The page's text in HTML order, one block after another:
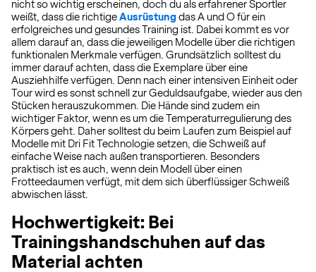
nicht so wichtig erscheinen, doch du als erfahrener Sportler
weißt, dass die richtigeAusrüstungdas A und O für ein
erfolgreiches und gesundes Training ist. Dabei kommt es vor
allem darauf an, dass die jeweiligen Modelle über die richtigen
funktionalen Merkmale verfügen. Grundsätzlich solltest du
immer darauf achten, dass die Exemplare über eine
Ausziehhilfe verfügen. Denn nach einer intensiven Einheit oder
Tour wird es sonst schnell zur Geduldsaufgabe, wieder aus den
Stücken herauszukommen. Die Hände sind zudem ein
wichtiger Faktor, wenn es um die Temperaturregulierung des
Körpers geht. Daher solltest du beim Laufen zum Beispiel auf
Modelle mit Dri Fit Technologie setzen, die Schweiß auf
einfache Weise nach außen transportieren. Besonders
praktisch ist es auch, wenn dein Modell über einen
Frotteedaumen verfügt, mit dem sich überflüssiger Schweiß
abwischen lässt.
Hochwertigkeit: Bei
Trainingshandschuhen auf das
Material achten